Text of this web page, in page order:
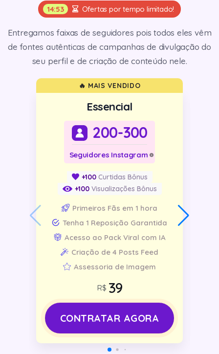
14:52 Ofertas por tempo limitado!
Entregamos faixas de seguidores pois todos eles vêm
de fontes autênticas de campanhas de divulgação do
seu perfil e de criação de conteúdo nele.
🔥 MAIS VENDIDO
Essencial
200-300
Seguidores Instagram
+100Curtidas Bônus
+100Visualizações Bônus
Primeiros Fãs em 1 hora
Tenha 1 Reposição Garantida
Acesso ao Pack Viral com IA
Criação de 4 Posts Feed
Assessoria de Imagem
R$
CONTRATAR AGORA